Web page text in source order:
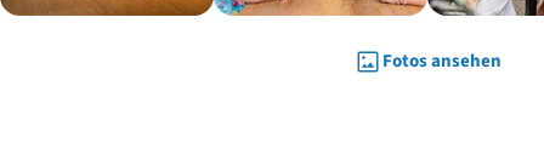
Fotos ansehen